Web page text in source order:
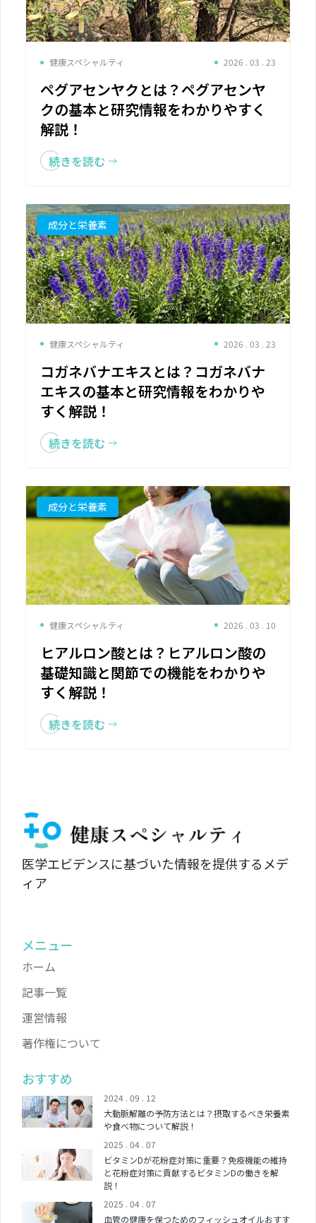
健康スペシャルティ 2026 . 03 . 23
ペグアセンヤクとは？ペグアセンヤ
クの基本と研究情報をわかりやすく
解説！
続きを読む
成分と栄養素
健康スペシャルティ 2026 . 03 . 23
コガネバナエキスとは？コガネバナ
エキスの基本と研究情報をわかりや
すく解説！
続きを読む
成分と栄養素
健康スペシャルティ 2026 . 03 . 10
ヒアルロン酸とは？ヒアルロン酸の
基礎知識と関節での機能をわかりや
すく解説！
続きを読む
医学エビデンスに基づいた情報を提供するメデ
ィア
メニュー
ホーム
記事一覧
運営情報
著作権について
おすすめ
2024 . 09 . 12
大動脈解離の予防方法とは？摂取するべき栄養素
や食べ物について解説！
2025 . 04 . 07
ビタミンDが花粉症対策に重要？免疫機能の維持
と花粉症対策に貢献するビタミンDの働きを解
説！
2025 . 04 . 07
血管の健康を保つためのフィッシュオイルおすす